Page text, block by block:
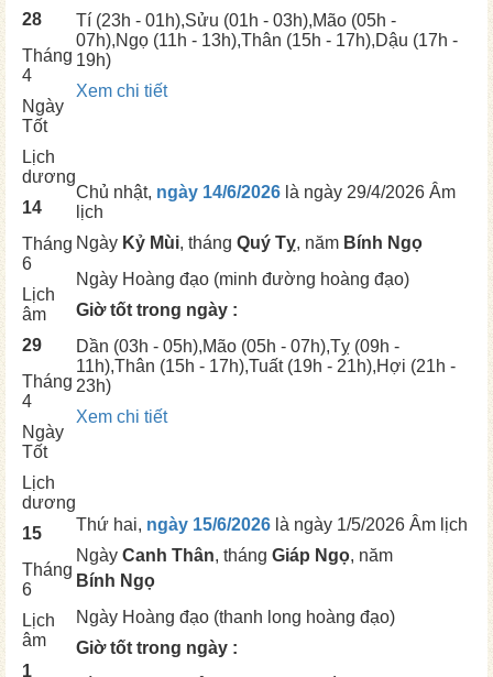
28
Tháng
4
Ngày
Tốt
Tí (23h - 01h),Sửu (01h - 03h),Mão (05h -
07h),Ngọ (11h - 13h),Thân (15h - 17h),Dậu (17h -
19h)
Xem chi tiết
Lịch
dương
14
Tháng
6
Lịch
âm
29
Tháng
4
Ngày
Tốt
Chủ nhật, ngày 14/6/2026 là ngày 29/4/2026 Âm
lịch
Ngày Kỷ Mùi, tháng Quý Tỵ, năm Bính Ngọ
Ngày Hoàng đạo (minh đường hoàng đạo)
Giờ tốt trong ngày :
Dần (03h - 05h),Mão (05h - 07h),Tỵ (09h -
11h),Thân (15h - 17h),Tuất(19h - 21h),Hợi (21h -
23h)
Xem chi tiết
Lịch
dương
15
Tháng
6
Lịch
âm
1
Thứ hai, ngày 15/6/2026 là ngày 1/5/2026 Âm lịch
Ngày Canh Thân, tháng Giáp Ngọ, năm
Bính Ngọ
Ngày Hoàng đạo (thanh long hoàng đạo)
Giờ tốt trong ngày :